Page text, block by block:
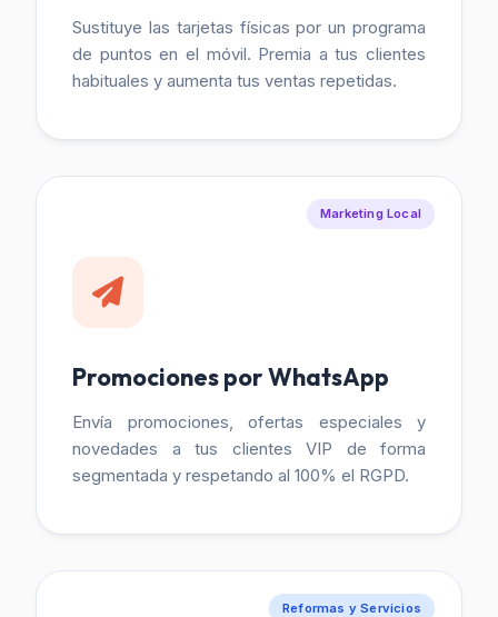
Sustituye las tarjetas físicas por un programa
de puntos en el móvil. Premia a tus clientes
habituales y aumenta tus ventas repetidas.
Marketing Local
Promociones por WhatsApp
Envía promociones, ofertas especiales y
novedades a tus clientes VIP de forma
segmentada y respetando al 100% el RGPD.
Reformas y Servicios